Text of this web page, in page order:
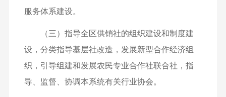
服务体系建设。
（三）指导全区供销社的组织建设和制度建
设，分类指导基层社改造，发展新型合作经济组
织，引导组建和发展农民专业合作社联合社，指
导、监督、协调本系统有关行业协会。